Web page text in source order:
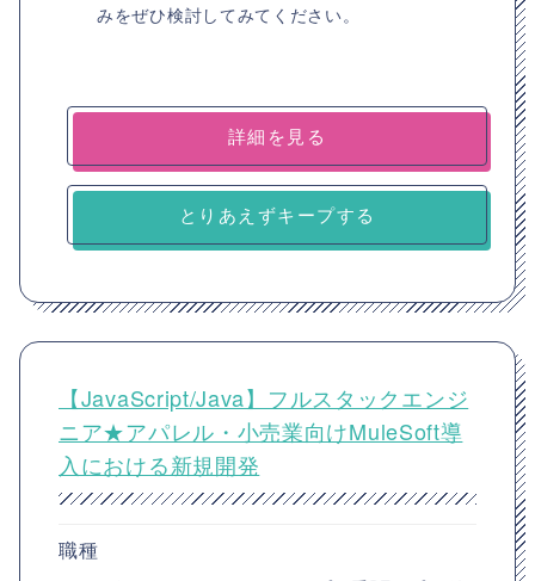
みをぜひ検討してみてください。
詳細を見る
とりあえずキープする
【JavaScript/Java】フルスタックエンジ
ニア★アパレル・小売業向けMuleSoft導
入における新規開発
職種